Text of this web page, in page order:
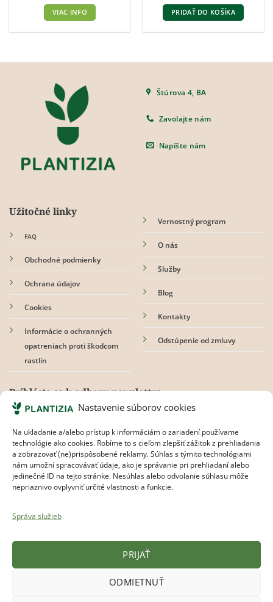
Nastavenie súborov cookies
Na ukladanie a/alebo prístup k informáciám o zariadení používame
technológie ako cookies. Robíme to s cieľom zlepšiť zážitok z prehliadania
a zobrazovať (ne)prispôsobené reklamy. Súhlas s týmito technológiami
nám umožní spracovávať údaje, ako je správanie pri prehliadaní alebo
jedinečné ID na tejto stránke. Nesúhlas alebo odvolanie súhlasu môže
nepriaznivo ovplyvniť určité vlastnosti a funkcie.
Správa služieb
PRIJAŤ
ODMIETNUŤ
VIAC INFO PRIDAŤ DO KOŠÍKA
Štúrova 4, BA
Zavolajte nám
Napíšte nám
Užitočné linky
FAQ
Obchodné podmienky
Ochrana údajov
Cookies
Informácie o ochranných
opatreniach proti škodcom
rastlín
Vernostný program
O nás
Služby
Blog
Kontakty
Odstúpenie od zmluvy
Prihláste sa k odberu newslettra
Súhlasím spravidlami ochrany osobných údajov.
Plantizia.cz